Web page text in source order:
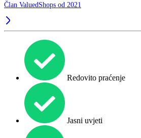
Član ValuedShops od 2021
Redovito praćenje
Jasni uvjeti